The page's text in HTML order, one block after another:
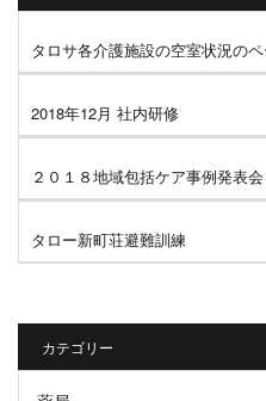
タロサ各介護施設の空室状況の
2018年12月 社内研修
２０１８地域包括ケア事例発表会
タロー新町荘避難訓練
カテゴリー